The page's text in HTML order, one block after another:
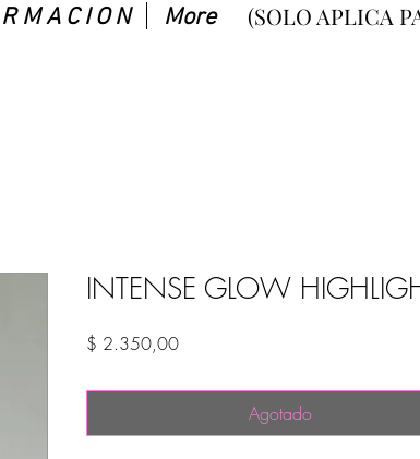
M A C I O N More (SOLO APLICA
INTENSE GLOW
$ 2.350,00Precio
Agotado